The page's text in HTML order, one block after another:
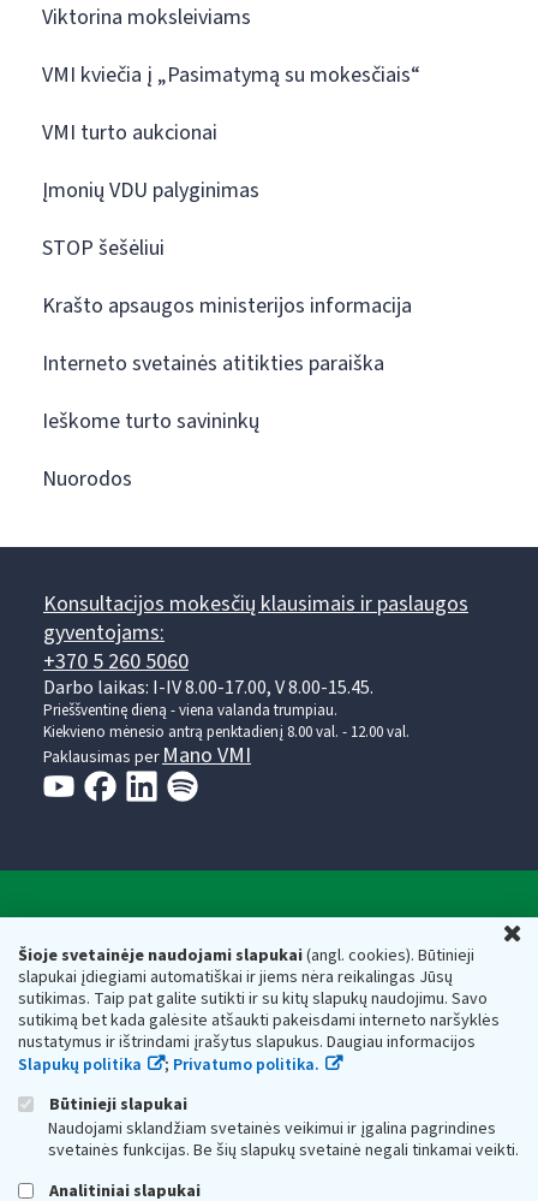
Šioje svetainėje naudojami slapukai(angl. cookies). Būtinieji
slapukai įdiegiami automatiškai ir jiems nėra reikalingas Jūsų
sutikimas. Taip pat galite sutikti ir su kitų slapukų naudojimu. Savo
sutikimą bet kada galėsite atšaukti pakeisdami interneto naršyklės
nustatymus ir ištrindami įrašytus slapukus. Daugiau informacijos
Slapukų politika
; Privatumo politika.
Būtinieji slapukai
Naudojami sklandžiam svetainės veikimui ir įgalina pagrindines
svetainės funkcijas. Be šių slapukų svetainė negali tinkamai veikti.
Analitiniai slapukai
Viktorina moksleiviams
VMI kviečia į „Pasimatymą su mokesčiais“
VMI turto aukcionai
Įmonių VDU palyginimas
STOP šešėliui
Krašto apsaugos ministerijos informacija
Interneto svetainės atitikties paraiška
Ieškome turto savininkų
Nuorodos
Konsultacijos mokesčių klausimais ir paslaugos
gyventojams:
+370 5 260 5060
Darbo laikas: I-IV 8.00-17.00, V 8.00-15.45.
Prieššventinę dieną - viena valanda trumpiau.
Kiekvieno mėnesio antrą penktadienį 8.00 val. - 12.00 val.
Paklausimas per Mano VMI
Respublikos finansų ministerijos
Biudžetinė įstaiga. Juridinio asmens kodas — 188659752,
adresas: Vasario 16-osios g. 14, 01107 Vilnius, Lietuva, el.paštas:
vmi@vmi.lt, E. pristatymo dėžutės adresas 188659752
Duomenys apie Valstybinę mokesčių inspekciją prie Lietuvos
Respublikos finansų ministerijos kaupiami ir saugomi Juridinių